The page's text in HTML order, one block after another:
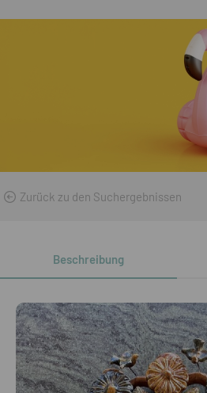
Zurück zu den Suchergebnissen
Beschreibung